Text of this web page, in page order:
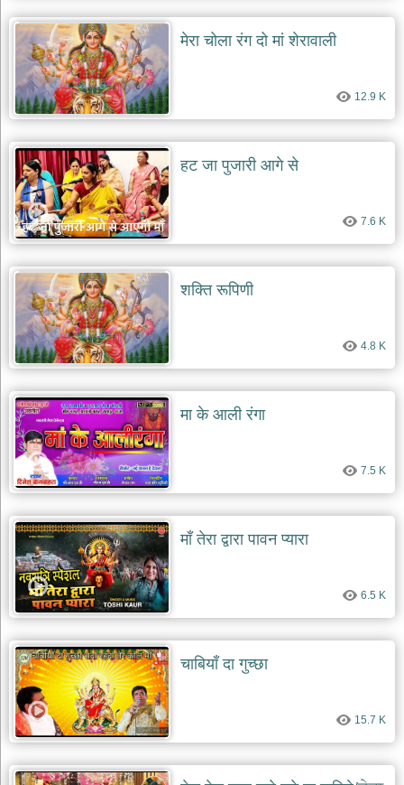
मेरा चोला रंग दो मां शेरावाली
12.9 K
हट जा पुजारी आगे से
7.6 K
शक्ति रूपिणी
4.8 K
मा के आली रंगा
7.5 K
माँ तेरा द्वारा पावन प्यारा
6.5 K
चाबियाँ दा गुच्छा
15.7 K